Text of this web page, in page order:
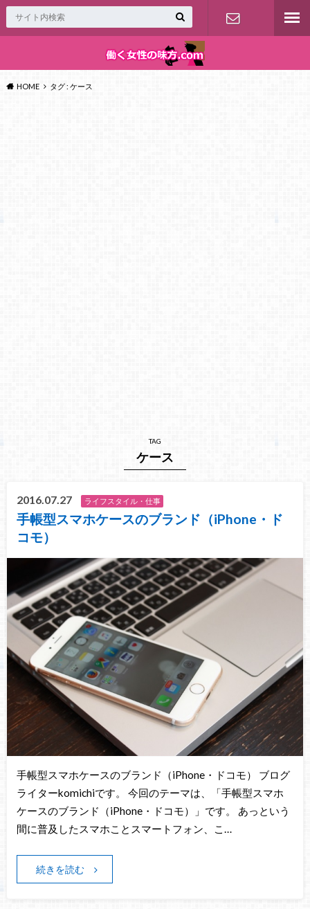
HOME タグ : ケース
TAG
ケース
2016.07.27 ライフスタイル・仕事
手帳型スマホケースのブランド（iPhone・ド
コモ）
手帳型スマホケースのブランド（iPhone・ドコモ） ブログ
ライターkomichiです。 今回のテーマは、「手帳型スマホ
ケースのブランド（iPhone・ドコモ）」です。 あっという
間に普及したスマホことスマートフォン、こ…
続きを読む